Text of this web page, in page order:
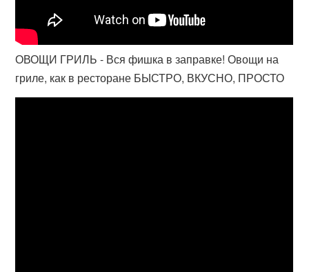
ОВОЩИ ГРИЛЬ - Вся фишка в заправке! Овощи на
гриле, как в ресторане БЫСТРО, ВКУСНО, ПРОСТО